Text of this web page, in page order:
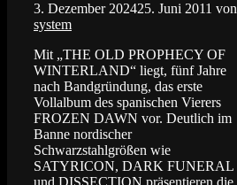
3. Dezember 202425. Juni 2011 von
system
Mit „THE OLD PROPHECY OF
WINTERLAND“ liegt, fünf Jahre
nach Bandgründung, das erste
Vollalbum des spanischen Vierers
FROZEN DAWN vor. Deutlich im
Banne nordischer
Schwarzstahlgrößen wie
SATYRICON, DARK FUNERAL
und DISSECTION präsentieren die